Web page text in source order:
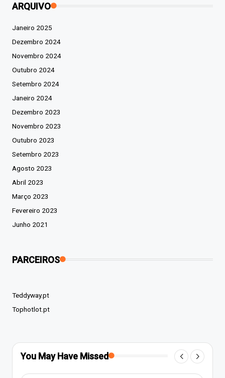
ARQUIVO
Janeiro 2025
Dezembro 2024
Novembro 2024
Outubro 2024
Setembro 2024
Janeiro 2024
Dezembro 2023
Novembro 2023
Outubro 2023
Setembro 2023
Agosto 2023
Abril 2023
Março 2023
Fevereiro 2023
Junho 2021
PARCEIROS
Teddyway.pt
Tophotlot.pt
You May Have Missed